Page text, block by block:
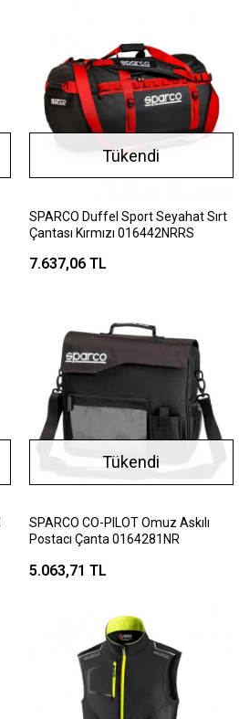
Tükendi
SPARCO Duffel Sport Seyahat Sırt
Çantası Kırmızı 016442NRRS
7.637,06 TL
Tükendi
SPARCO CO-PILOT Omuz Askılı
Postacı Çanta 0164281NR
5.063,71 TL